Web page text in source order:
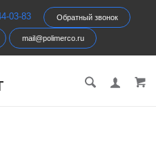
03-83 Обратный звонок
mail@polimerco.ru